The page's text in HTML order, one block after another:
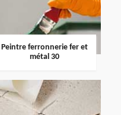
Peintre ferronnerie fer et
métal 30